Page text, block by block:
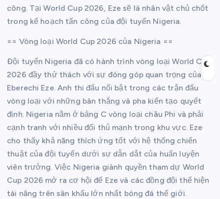
công. Tại World Cup 2026, Eze sẽ là nhân vật chủ chốt
trong kế hoạch tấn công của đội tuyển Nigeria.
== Vòng loại World Cup 2026 của Nigeria ==
Đội tuyển Nigeria đã có hành trình vòng loại World Cup
2026 đầy thử thách với sự đóng góp quan trọng của
Eberechi Eze. Anh thi đấu nổi bật trong các trận đấu
vòng loại với những bàn thắng và pha kiến tạo quyết
định. Nigeria nằm ở bảng C vòng loại châu Phi và phải
cạnh tranh với nhiều đối thủ mạnh trong khu vực. Eze
cho thấy khả năng thích ứng tốt với hệ thống chiến
thuật của đội tuyển dưới sự dẫn dắt của huấn luyện
viên trưởng. Việc Nigeria giành quyền tham dự World
Cup 2026 mở ra cơ hội để Eze và các đồng đội thể hiện
tài năng trên sân khấu lớn nhất bóng đá thế giới.